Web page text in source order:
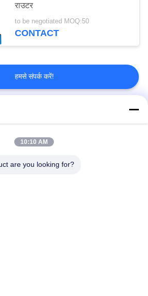
राउटर
to be negotiated MOQ:50
CONTACT
हमसे संपर्क करें!
10:10 AM
are you looking for?